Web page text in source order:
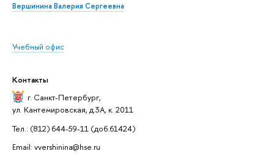
Вершинина Валерия Сергеевна
Учебный офис
Контакты
г. Санкт-Петербург,
ул. Кантемировская, д.3А, к. 2011
Тел.: (812) 644-59-11 (доб.61424)
Email: vvershinina@hse.ru